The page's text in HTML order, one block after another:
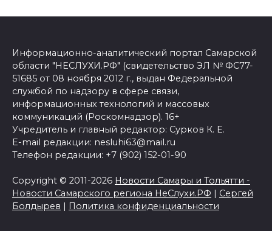
Информационно-аналитический портал Самарской
области "НЕСЛУХИ.РФ" (свидетельство ЭЛ № ФС77-
51685 от 08 ноября 2012 г., выдан Федеральной
службой по надзору в сфере связи,
информационных технологий и массовых
коммуникаций (Роскомнадзор). 16+
Учредитель и главный редактор: Сурков К. Е.
E-mail редакции: nesluhi63@mail.ru
Телефон редакции: +7 (902) 152-01-90
Copyright © 2011-2026 Новости Самары и Тольятти -
Новости Самарского региона НеСлухи.РФ | Сергей
Болдырев | Политика конфиденциальности